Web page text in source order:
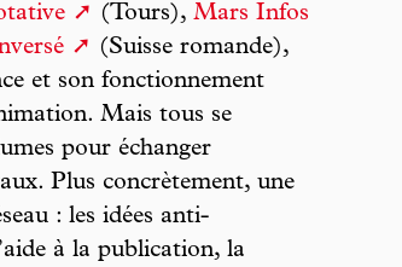
(Tours), Mars Infos
(Suisse romande),
et son fonctionnement
Mais tous se
pour échanger
Plus concrètement, une
: les idées anti-
à la publication, la